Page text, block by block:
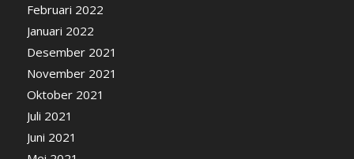
Februari 2022
Januari 2022
Desember 2021
November 2021
Oktober 2021
Juli 2021
Juni 2021